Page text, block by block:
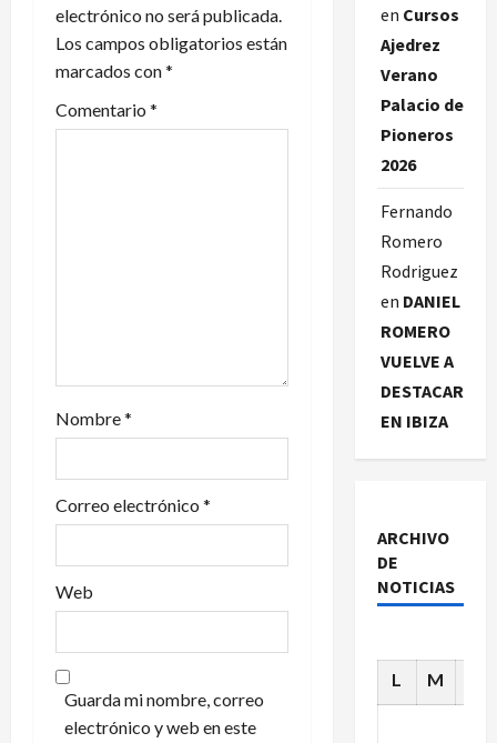
ó
n
d
a
d
a
electrónico no será publicada.
Los campos obligatorios están
marcados con*
Comentario *
Nombre*
Correo electrónico *
Web
Guarda mi nombre, correo
electrónico y web en este
en Cursos
Ajedrez
Verano
Palacio de
Pioneros
2026
Fernando
Romero
Rodriguez
en DANIEL
ROMERO
VUELVE A
DESTACAR
EN IBIZA
ARCHIVO
DE
NOTICIAS
L M